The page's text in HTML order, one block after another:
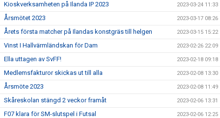
Kioskverksamheten på Ilanda IP 2023 2023-03-24 11:33
Årsmötet 2023 2023-03-17 08:26
Årets första matcher på Ilandas konstgräs till helgen 2023-03-15 15:22
Vinst I Hallvärmländskan för Dam 2023-02-26 22:09
Ella uttagen av SvFF! 2023-02-18 09:18
Medlemsfakturor skickas ut till alla 2023-02-08 13:30
Årsmöte 2023 2023-02-08 11:49
Skåreskolan stängd 2 veckor framåt 2023-02-06 13:31
F07 klara för SM-slutspel i Futsal 2023-02-06 12:25